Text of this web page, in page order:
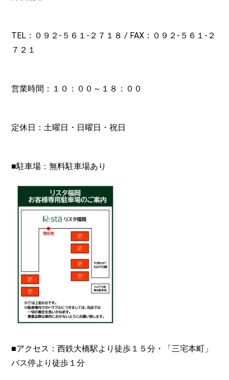
TEL：０９２- ５６１-２７１８ / FAX：０９２-５６１-２
７２１
営業時間：１０：００～１８：００
定休日：土曜日・日曜日・祝日
■駐車場：無料駐車場あり
■アクセス：西鉄大橋駅より徒歩１５分・「三宅本町」
バス停より徒歩１分